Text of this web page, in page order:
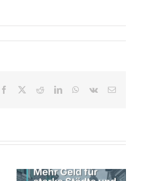
Facebook RedditLinkedInWhatsApp
Vk
E-